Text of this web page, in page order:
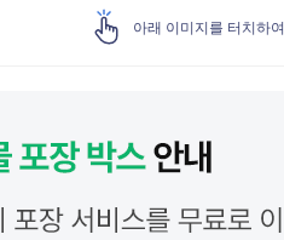
아래 이미지를 터치하